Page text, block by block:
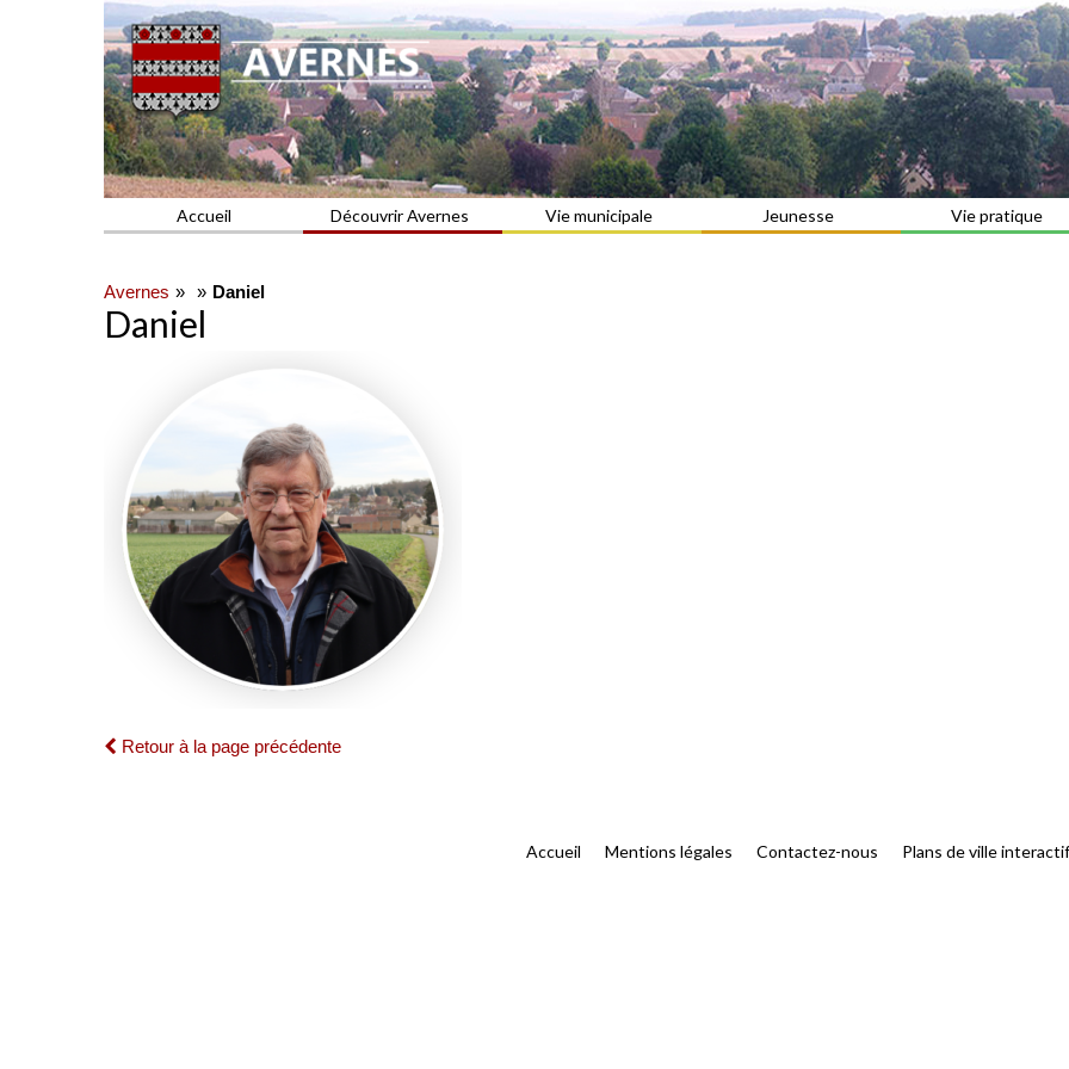
AVERNES
Commune du Val d'Oise
Accueil Découvrir Avernes Vie municipale Jeunesse Vie pratique
Avernes Daniel
Daniel
Retour à la page précédente
Accueil Mentions légales Contactez-nous Plans de ville